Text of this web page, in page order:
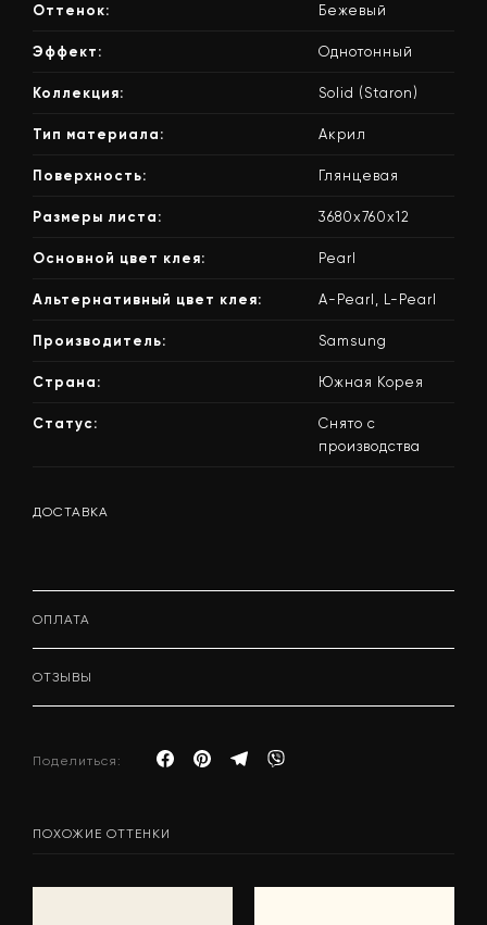
Оттенок: Бежевый
Эффект: Однотонный
Коллекция: Solid (Staron)
Тип материала: Акрил
Поверхность: Глянцевая
Размеры листа: 3680x760x12
Основной цвет клея: Pearl
Альтернативный цвет клея: A-Pearl, L-Pearl
Производитель: Samsung
Страна: Южная Корея
Статус:
Снято с
производства
ДОСТАВКА
ОПЛАТА
ОТЗЫВЫ
Поделиться:
ПОХОЖИЕ ОТТЕНКИ